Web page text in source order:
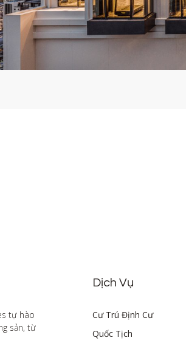
tự hào
sản, từ
Dịch Vụ
Cư Trú Định Cư
Quốc Tịch